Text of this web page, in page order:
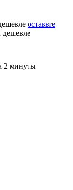
оставьте
дешевле
2 минуты